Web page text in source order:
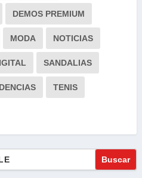
DEMOS PREMIUM
MODA NOTICIAS
SANDALIAS
TENIS